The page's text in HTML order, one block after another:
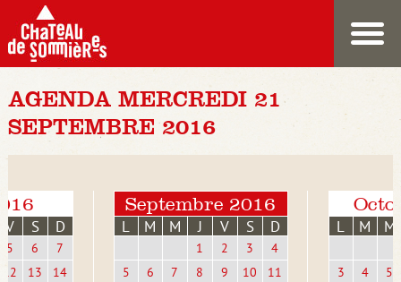
AGENDA MERCREDI 21
SEPTEMBRE 2016
V S D
5 6
7
12
13
14
Septembre 2016
L M M J V S D
1 2 3
4
5
6 7 8 9 10
11
L M M
3 4
5